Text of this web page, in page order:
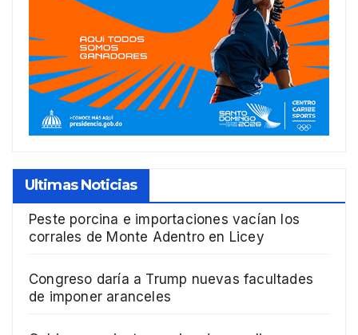
Ultimas Noticias
Peste porcina e importaciones vacían los
corrales de Monte Adentro en Licey
Congreso daría a Trump nuevas facultades
de imponer aranceles